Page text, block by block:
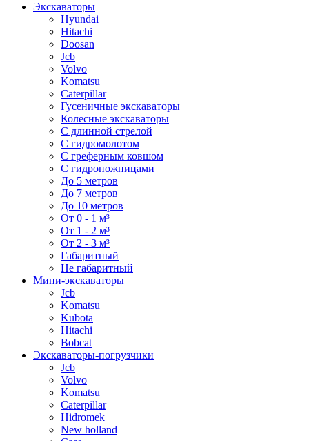
Экскаваторы
Hyundai
Hitachi
Doosan
Jcb
Volvo
Komatsu
Caterpillar
Гусеничные экскаваторы
Колесные экскаваторы
С длинной стрелой
С гидромолотом
С греферным ковшом
С гидроножницами
До 5 метров
До 7 метров
До 10 метров
От 0 - 1 м³
От 1 - 2 м³
От 2 - 3 м³
Габаритный
Не габаритный
Мини-экскаваторы
Jcb
Komatsu
Kubota
Hitachi
Bobcat
Экскаваторы-погрузчики
Jcb
Volvo
Komatsu
Caterpillar
Hidromek
New holland